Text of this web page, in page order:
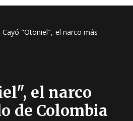
Cayó "Otoniel", el narco más
el narco
de Colombia